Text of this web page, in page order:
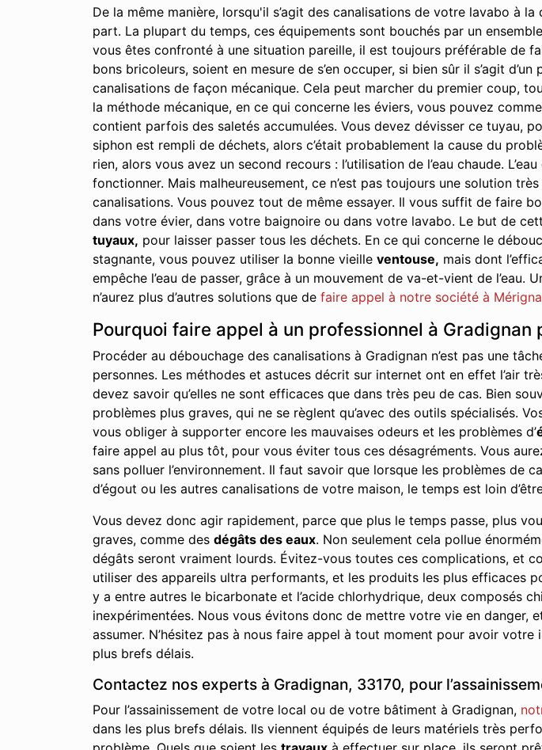
De la même manière, lorsqu'il s’agit des canalisations de votre lavabo à
part. La plupart du temps, ces équipements sont bouchés par un
vous êtes confronté à une situation pareille, il est toujours préférable de
bons bricoleurs, soient en mesure de s’en occuper, si bien sûr il s’agit
canalisations de façon mécanique. Cela peut marcher du premier coup,
la méthode mécanique, en ce qui concerne les éviers, vous pouvez
contient parfois des saletés accumulées. Vous devez dévisser ce tuyau,
siphon est rempli de déchets, alors c’était probablement la cause du
rien, alors vous avez un second recours : l’utilisation de l’eau chaude.
fonctionner. Mais malheureusement, ce n’est pas toujours une solution
canalisations. Vous pouvez tout de même essayer. Il vous suffit de faire
dans votre évier, dans votre baignoire ou dans votre lavabo. Le but de
tuyaux, pour laisser passer tous les déchets. En ce qui concerne le
stagnante, vous pouvez utiliser la bonne vieille ventouse, mais dont
empêche l’eau de passer, grâce à un mouvement de va-et-vient de
n’aurez plus d’autres solutions que de faire appel à notre société à
Pourquoi faire appel à un professionnel à
Procéder au débouchage des canalisations à Gradignan n’est pas une
personnes. Les méthodes et astuces décrit sur internet ont en effet l’air
devez savoir qu’elles ne sont efficaces que dans très peu de cas. Bien
problèmes plus graves, qui ne se règlent qu’avec des outils spécialisés.
vous obliger à supporter encore les mauvaises odeurs et les problèmes d’
faire appel au plus tôt, pour vous éviter tous ces désagréments. Vous
sans polluer l’environnement. Il faut savoir que lorsque les problèmes de
d’égout ou les autres canalisations de votre maison, le temps est loin
Vous devez donc agir rapidement, parce que plus le temps passe, plus
graves, comme des dégâts des eaux. Non seulement cela pollue
dégâts seront vraiment lourds. Évitez-vous toutes ces complications, et
utiliser des appareils ultra performants, et les produits les plus efficaces
y a entre autres le bicarbonate et l’acide chlorhydrique, deux composés
inexpérimentées. Nous vous évitons donc de mettre votre vie en danger,
assumer. N’hésitez pas à nous faire appel à tout moment pour avoir
plus brefs délais.
Contactez nos experts à Gradignan, 33170, pour
Pour l’assainissement de votre local ou de votre bâtiment à Gradignan,
dans les plus brefs délais. Ils viennent équipés de leurs matériels très